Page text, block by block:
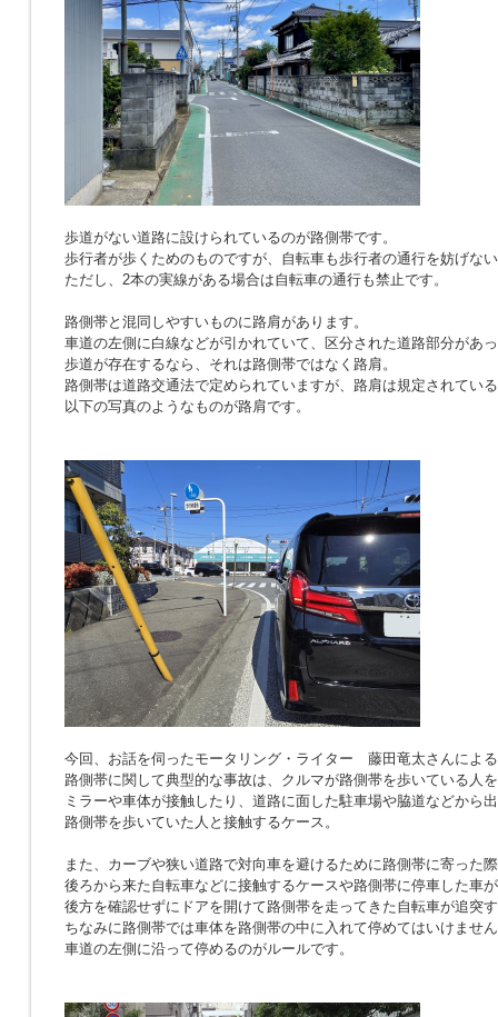
歩道がない道路に設けられているのが路側帯です。
歩行者が歩くためのものですが、自転車も歩行者の通行を妨げな
ただし、2本の実線がある場合は自転車の通行も禁止です。
路側帯と混同しやすいものに路肩があります。
車道の左側に白線などが引かれていて、区分された道路部分があ
歩道が存在するなら、それは路側帯ではなく路肩。
路側帯は道路交通法で定められていますが、路肩は規定されてい
以下の写真のようなものが路肩です。
今回、お話を伺ったモータリング・ライター 藤田竜太さんによ
路側帯に関して典型的な事故は、クルマが路側帯を歩いている人
ミラーや車体が接触したり、道路に面した駐車場や脇道などから
路側帯を歩いていた人と接触するケース。
また、カーブや狭い道路で対向車を避けるために路側帯に寄った
後ろから来た自転車などに接触するケースや路側帯に停車した車
後方を確認せずにドアを開けて路側帯を走ってきた自転車が追突
ちなみに路側帯では車体を路側帯の中に入れて停めてはいけませ
車道の左側に沿って停めるのがルールです。